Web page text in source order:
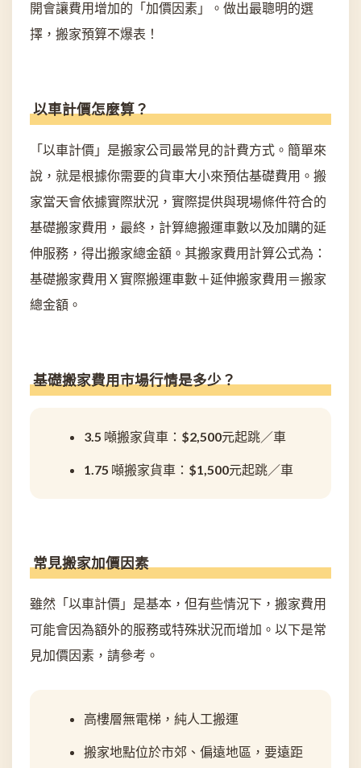
開會讓費用增加的「加價因素」。做出最聰明的選
擇，搬家預算不爆表！
以車計價怎麼算？
「以車計價」是搬家公司最常見的計費方式。簡單來
說，就是根據你需要的貨車大小來預估基礎費用。搬
家當天會依據實際狀況，實際提供與現場條件符合的
基礎搬家費用，最終，計算總搬運車數以及加購的延
伸服務，得出搬家總金額。其搬家費用計算公式為：
基礎搬家費用Ｘ實際搬運車數＋延伸搬家費用＝搬家
總金額。
基礎搬家費用市場行情是多少？
3.5 噸搬家貨車：$2,500元起跳／車
1.75 噸搬家貨車：$1,500元起跳／車
常見搬家加價因素
雖然「以車計價」是基本，但有些情況下，搬家費用
可能會因為額外的服務或特殊狀況而增加。以下是常
見加價因素，請參考。
高樓層無電梯，純人工搬運
搬家地點位於市郊、偏遠地區，要遠距